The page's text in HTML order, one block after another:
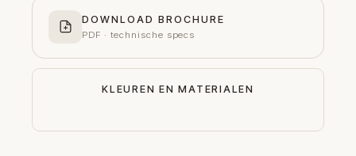
DOWNLOAD BROCHURE
PDF · technische specs
KLEUREN EN MATERIALEN